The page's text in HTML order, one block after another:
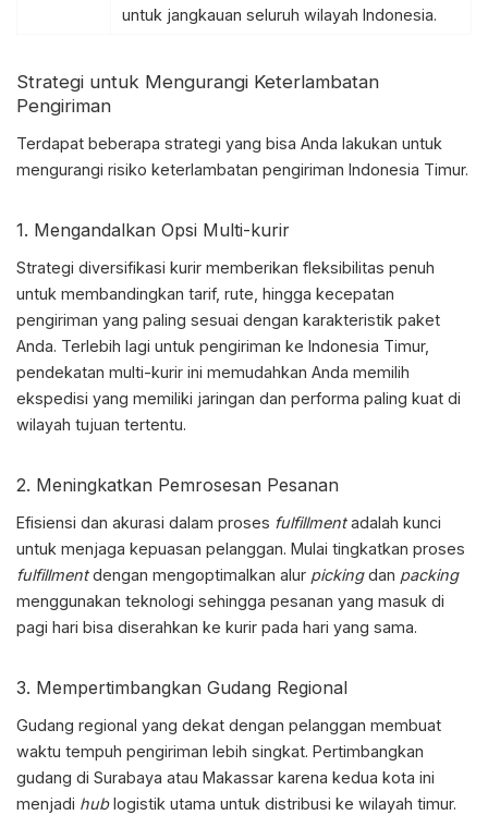
untuk jangkauan seluruh wilayah Indonesia.
Strategi untuk Mengurangi Keterlambatan
Pengiriman
Terdapat beberapa strategi yang bisa Anda lakukan untuk
mengurangi risiko keterlambatan pengiriman Indonesia Timur.
1. Mengandalkan Opsi Multi-kurir
Strategi diversifikasi kurir memberikan fleksibilitas penuh
untuk membandingkan tarif, rute, hingga kecepatan
pengiriman yang paling sesuai dengan karakteristik paket
Anda. Terlebih lagi untuk pengiriman ke Indonesia Timur,
pendekatan multi-kurir ini memudahkan Anda memilih
ekspedisi yang memiliki jaringan dan performa paling kuat di
wilayah tujuan tertentu.
2. Meningkatkan Pemrosesan Pesanan
Efisiensi dan akurasi dalam proses fulfillmentadalah kunci
untuk menjaga kepuasan pelanggan. Mulai tingkatkan proses
fulfillmentdengan mengoptimalkan alur pickingdan packing
menggunakan teknologi sehingga pesanan yang masuk di
pagi hari bisa diserahkan ke kurir pada hari yang sama.
3. Mempertimbangkan Gudang Regional
Gudang regional yang dekat dengan pelanggan membuat
waktu tempuh pengiriman lebih singkat. Pertimbangkan
gudang di Surabaya atau Makassar karena kedua kota ini
menjadi hublogistik utama untuk distribusi ke wilayah timur.